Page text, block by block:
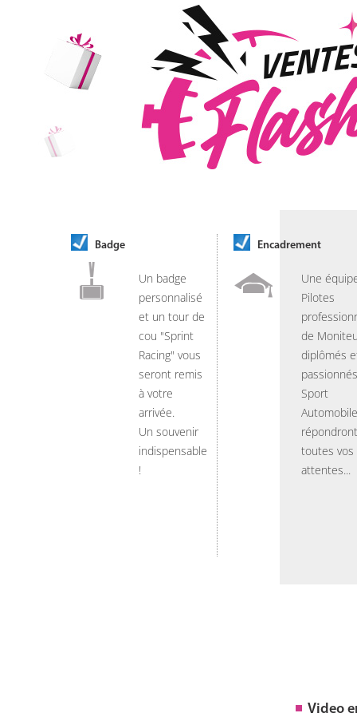
Badge
Un badge
personnalisé
et un tour de
cou "Sprint
Racing" vous
seront remis
à votre
arrivée.
Un souvenir
indispensable
!
Encadrement
Une
Pilotes
de
diplômés
Sport
Automobile
toutes vos
attentes...
Video